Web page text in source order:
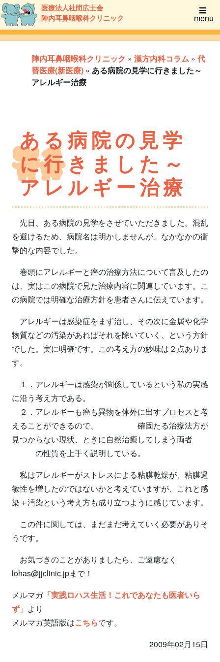
医療法人社団広士会
陣内耳鼻咽喉科クリニック
menu
陣内耳鼻咽喉科クリニック » 漢方内科コラム » 代
替医療(新医療) » ある病院の見学に行きました～
アレルギー治療
ある病院の見学
に行きました～
アレルギー治療
先日、ある病院の見学をさせていただきました。混乱
を避けるため、病院名は明かしませんが、なかなかの衝
撃的な内容でした。
巻頭にアレルギーと癌の治療方法について言及したの
は、実はこの病院で見た治療内容に関連しています。こ
の病院では明確な治療方針を患者さんに伝えています。
アレルギーは感染症をまず治し、その次に金属や化学
物質などの汚染があればそれを除いていく、という方針
でした。実に明確です。この考え方の妙味は２点ありま
す。
１．アレルギーは感染が関係しているという私の実感
に沿う考え方である。
２．アレルギーも癌も異物を体外に出すプロセスと考
えることができるので、 確固たる治療法方が
見つからない現状、ときに自然治癒してしまう両者
の性質を上手く説明している。
私はアレルギーがストレスによる粘膜乾燥が、粘膜過
敏性を増したのではないかと考えていますが、これと感
染＋汚染という考え方も成り立つように感じています。
この件に関しては、まだまだ考えていく必要がありそ
うです。
お気づきのことがありましたら、ご遠慮なく
lohas@jjclinic.jpまで！
メルマガ「実践ロハス生活！これであなたも医者いら
ず」 より
メルマガ英語版はこちらです。
2009年02月15日